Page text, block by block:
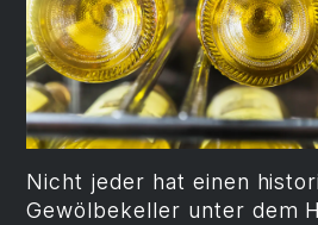
Nicht jeder hat einen
Gewölbekeller unter dem